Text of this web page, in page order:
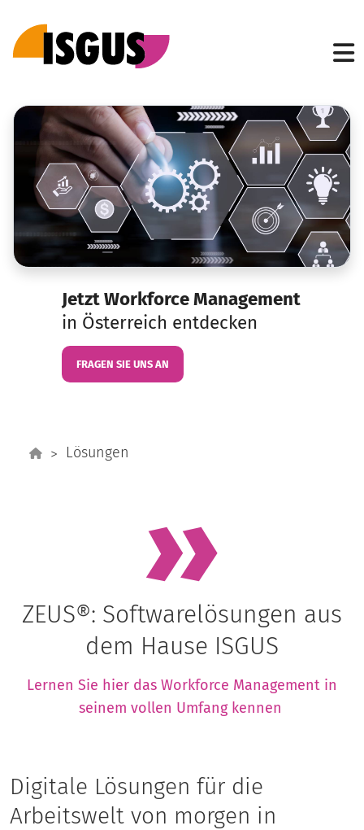
Jetzt Workforce Management
in Österreich entdecken
FRAGEN SIE UNS AN
Lösungen
ZEUS®: Softwarelösungen aus
dem Hause ISGUS
Lernen Sie hier das Workforce Management in
seinem vollen Umfang kennen
Digitale Lösungen für die
Arbeitswelt von morgen in